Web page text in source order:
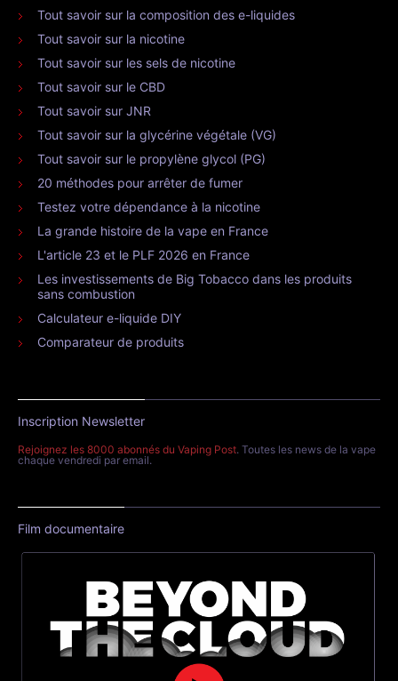
Tout savoir sur la composition des e-liquides
Tout savoir sur la nicotine
Tout savoir sur les sels de nicotine
Tout savoir sur le CBD
Tout savoir sur JNR
Tout savoir sur la glycérine végétale (VG)
Tout savoir sur le propylène glycol (PG)
20 méthodes pour arrêter de fumer
Testez votre dépendance à la nicotine
La grande histoire de la vape en France
L'article 23 et le PLF 2026 en France
Les investissements de Big Tobacco dans les produits
sans combustion
Calculateur e-liquide DIY
Comparateur de produits
Inscription Newsletter
Rejoignez les 8000 abonnés du Vaping Post. Toutes les news de la vape
chaque vendredi par email.
Film documentaire